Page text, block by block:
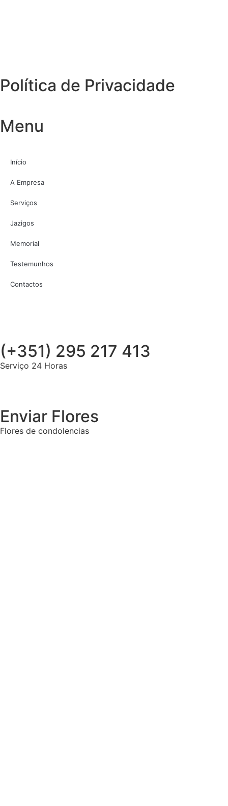
Política de Privacidade
Menu
Início
A Empresa
Serviços
Jazigos
Memorial
Testemunhos
Contactos
(+351) 295 217 413
Serviço 24 Horas
Enviar Flores
Flores de condolencias